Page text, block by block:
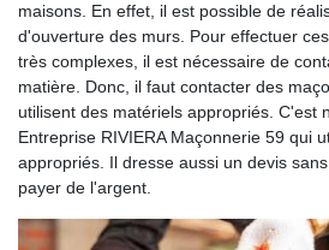
maisons. En effet, il est possible de
d'ouverture des murs. Pour effectuer
très complexes, il est nécessaire de
matière. Donc, il faut contacter des
utilisent des matériels appropriés. C'est
Entreprise RIVIERA Maçonnerie 59 qui
appropriés. Il dresse aussi un devis
payer de l'argent.